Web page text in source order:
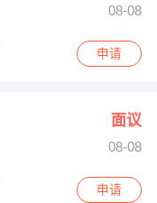
08-08
申请
面议
08-08
申请